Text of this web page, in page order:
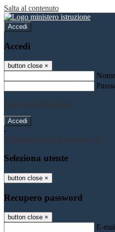
Salta al contenuto
Accedi
Accedi
button close ×
Password dimenticata?
-
Entra con SPID
Entra con CIE
Seleziona utente
button close ×
Recupero password
button close ×
E-